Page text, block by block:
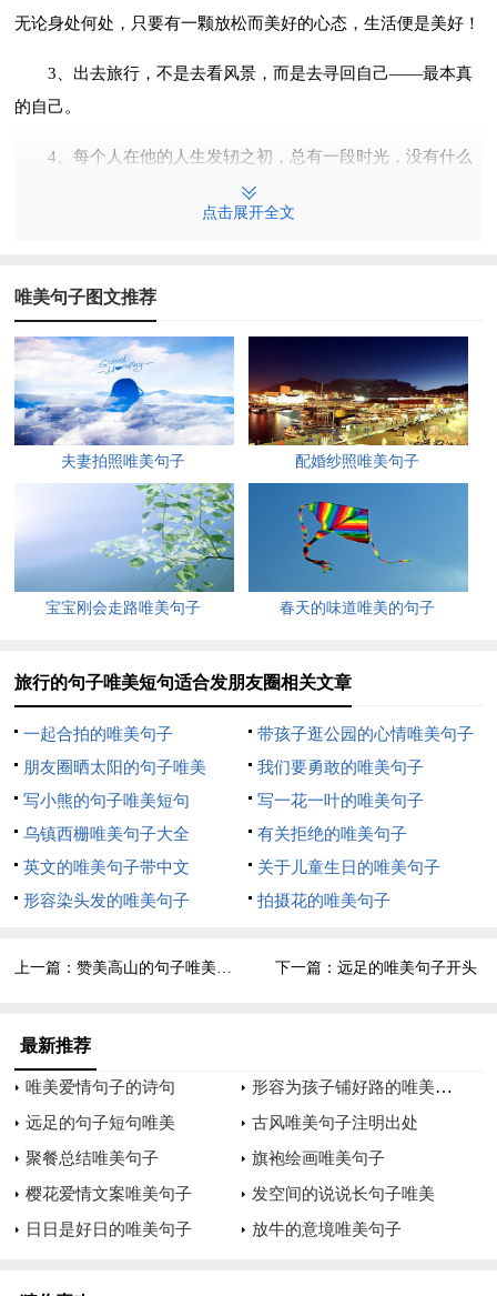
无论身处何处，只要有一颗放松而美好的心态，生活便是美好！
3、出去旅行，不是去看风景，而是去寻回自己——最本真
的自己。
4、每个人在他的人生发轫之初，总有一段时光，没有什么
可留恋，只有抑制不住的梦想，没有什么可凭仗，只有他的好身
体，没有地方可去，只想到处流浪、人生就像一场旅行，不必在
行！
5、旅行可以放松自己的心情，宽阔自己的心境，忘掉不顺
心，迎接新的开心。旅行是在寻找新的美丽，追逐新的感观世
界，丢掉多余的自己，遇上最真实的自己。
6、旅行的意义不在其他，而在自己“身体和心灵，必须有一
个在旅行的路上。”
7、有一种旅行，叫单车旅行。它没有奢侈准备，只是需要
垮上后座的勇气和一颗想走即走的心，就算是一辆永久单车也能
让你的梦想走很远。一个人骑行，孤单却内省；一群人骑行，壮
历一种身体下了地狱，眼睛进入天堂，灵魂归入故里。
8、旅游不在乎终点，而是在意途中的人和事还有那些美好
的记忆和景色。
9、旅行要学会随遇而安，淡然一点，走走停停。
10、生活是一段奇妙的旅行，就在那一去无返的火车上。与
那些新人和旧人们共同经历吧！也许这就是一个人无法抗拒的命
11、旅行的理由不需要阐述太多，一个字就可以概括全部：
12、一个人的旅行，反而会更贴近自己的内心，真正的停下
来，享受自我的体验时刻，也许浮光掠影，走马观花之外，这才
是深入体验，探索自我的最佳时间，纵然走过那么多城市，对于
未知的风景，还是好奇。继续期待我的下一个旅行，拿起背包，
感受不同地域不一样的节奏与表象。
13、我喜欢旅游，喜欢离开自己过腻歪的城市，到一个新的
点击展开全文
唯美句子图文推荐
夫妻拍照唯美句子 配婚纱照唯美句子
宝宝刚会走路唯美句子 春天的味道唯美的句子
旅行的句子唯美短句适合发朋友圈相关文章
一起合拍的唯美句子
带孩子逛公园的心情唯美句子
朋友圈晒太阳的句子唯美
我们要勇敢的唯美句子
写小熊的句子唯美短句
写一花一叶的唯美句子
乌镇西栅唯美句子大全
有关拒绝的唯美句子
英文的唯美句子带中文
关于儿童生日的唯美句子
形容染头发的唯美句子
拍摄花的唯美句子
上一篇：赞美高山的句子唯美短句 下一篇：远足的唯美句子开头
最新推荐
唯美爱情句子的诗句 形容为孩子铺好路的唯美句子
远足的句子短句唯美
古风唯美句子注明出处
聚餐总结唯美句子
旗袍绘画唯美句子
樱花爱情文案唯美句子
发空间的说说长句子唯美
日日是好日的唯美句子
放牛的意境唯美句子